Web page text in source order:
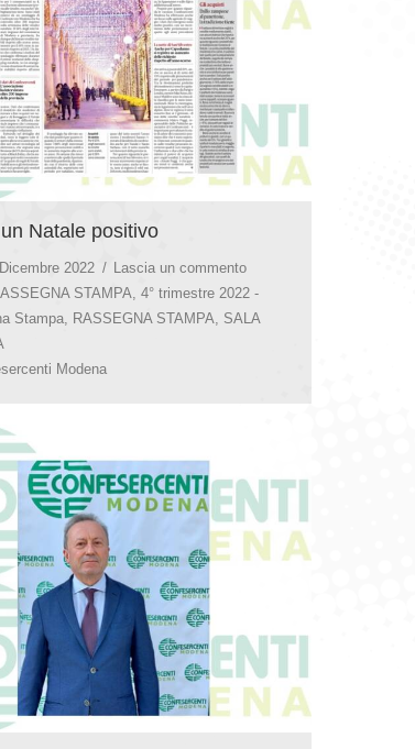
Natale positivo
2022
Lascia un commento
STAMPA 4° trimestre 2022 -
Stampa
RASSEGNA STAMPA
SALA
Modena